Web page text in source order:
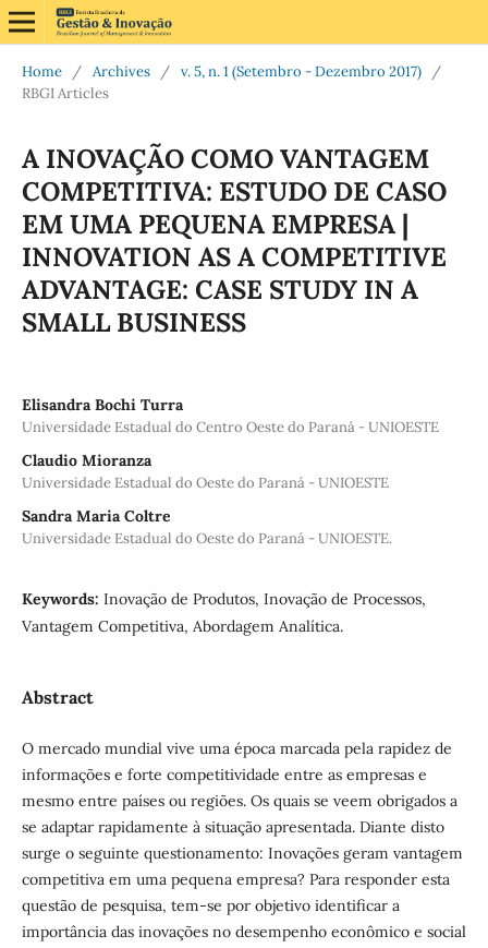
Home / Archives / v. 5, n. 1 (Setembro - Dezembro 2017)
/
RBGI Articles
A INOVAÇÃO COMO VANTAGEM
COMPETITIVA: ESTUDO DE CASO
EM UMA PEQUENA EMPRESA |
INNOVATION AS A COMPETITIVE
ADVANTAGE: CASE STUDY IN A
SMALL BUSINESS
Elisandra Bochi Turra
Universidade Estadual do Centro Oeste do Paraná - UNIOESTE
Claudio Mioranza
Universidade Estadual do Oeste do Paraná - UNIOESTE
Sandra Maria Coltre
Universidade Estadual do Oeste do Paraná - UNIOESTE.
Keywords: Inovação de Produtos, Inovação de Processos,
Vantagem Competitiva, Abordagem Analítica.
Abstract
O mercado mundial vive uma época marcada pela rapidez de
informações e forte competitividade entre as empresas e
mesmo entre países ou regiões. Os quais se veem obrigados a
se adaptar rapidamente à situação apresentada. Diante disto
surge o seguinte questionamento: Inovações geram vantagem
competitiva em uma pequena empresa? Para responder esta
questão de pesquisa, tem-se por objetivo identificar a
importância das inovações no desempenho econômico e social